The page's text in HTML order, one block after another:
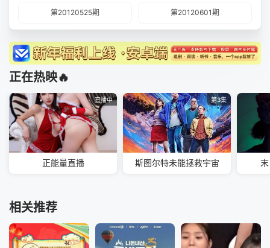
第20120525期 第20120601期
正在热映🔥
直播中
正能量直播
第3集
斯图尔特未能拯救宇宙
相关推荐